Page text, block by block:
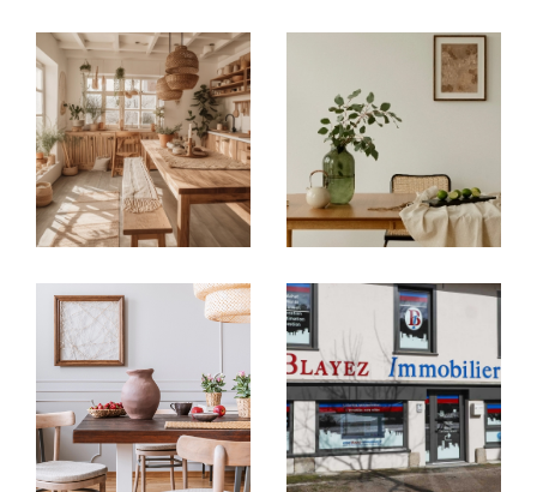
Égletons, Ussel et Meymac
agence
immobilièrevous accueille avec une parfaite
connaissance du marché de son secteur.
Acheter ou vendre en toute
confiance
Vous recherchez une maison à vendre en
la-Gaillarde
ou un bien à investir autour de
Tulle ?
Nos agences vous proposent un large choix
d’annonces immobilières en Corrèze:
Villas, maisons de village, appartements,
studios, garages